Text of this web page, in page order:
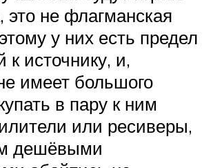
это не флагманская
у них есть предел
к источнику, и,
имеет большого
в пару к ним
или ресиверы,
дешёвыми